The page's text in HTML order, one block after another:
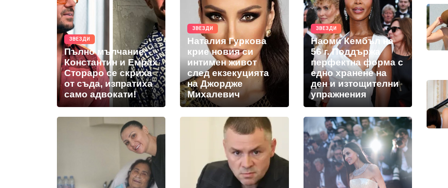
ЗВЕЗДИ
Пълно мълчание:
Константин и Емрах
Стораро се скриха
от съда, изпратиха
само адвокати!
ЗВЕЗДИ
Наталия Гуркова
крие новия си
интимен живот
след екзекуцията
на Джордже
Михалевич
ЗВЕЗДИ
Наоми Кембъл на
56 г. Поддържа
перфектна форма с
едно хранене на
ден и изтощителни
упражнения